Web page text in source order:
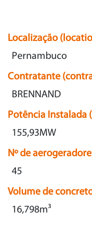
Localização
Pernambuco
Contratante
BRENNAND
Potência Instalada
155,93MW
Nº de
45
Volume de
16,798m³